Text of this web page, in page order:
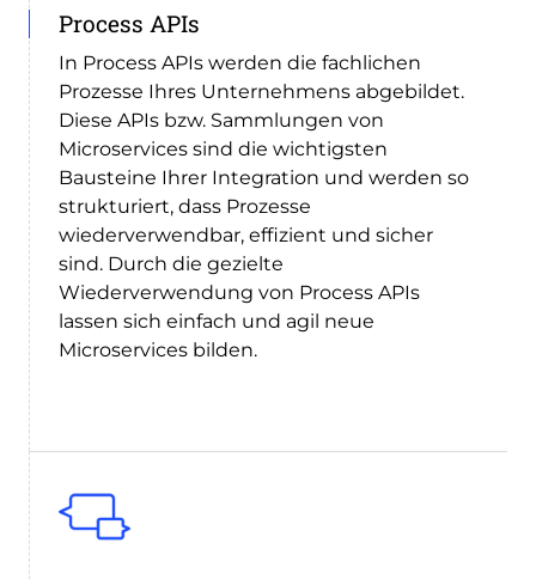
Process APIs
In Process APIs werden die fachlichen
Prozesse Ihres Unternehmens abgebildet.
Diese APIs bzw. Sammlungen von
Microservices sind die wichtigsten
Bausteine Ihrer Integration und werden so
strukturiert, dass Prozesse
wiederverwendbar, effizient und sicher
sind. Durch die gezielte
Wiederverwendung von Process APIs
lassen sich einfach und agil neue
Microservices bilden.